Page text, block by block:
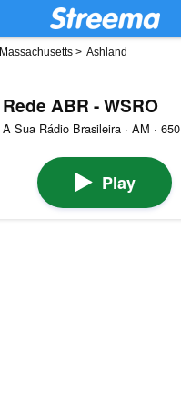
Massachusetts > Ashland
Rede ABR - WSRO
A Sua Rádio Brasileira · AM · 650
Play